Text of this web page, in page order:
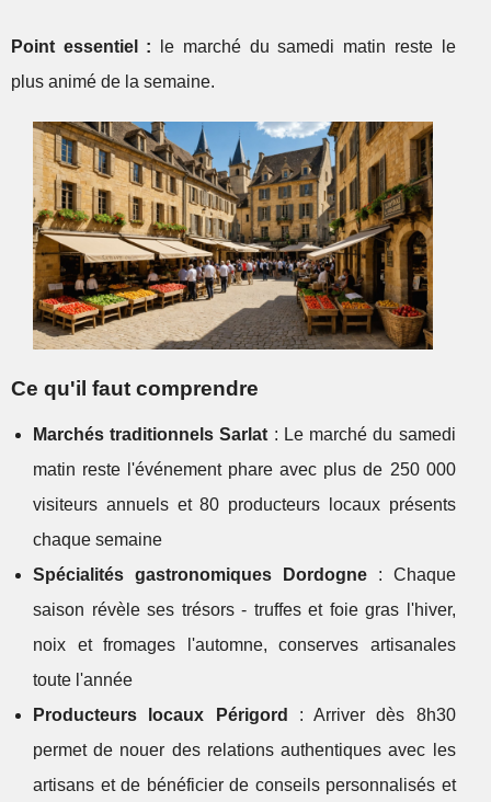
Point essentiel : le marché du samedi matin reste le
plus animé de la semaine.
Ce qu'il faut comprendre
Marchés traditionnels Sarlat : Le marché du samedi
matin reste l'événement phare avec plus de 250 000
visiteurs annuels et 80 producteurs locaux présents
chaque semaine
Spécialités gastronomiques Dordogne: Chaque
saison révèle ses trésors - truffes et foie gras l'hiver,
noix et fromages l'automne, conserves artisanales
toute l'année
Producteurs locaux Périgord
: Arriver dès 8h30
permet de nouer des relations authentiques avec les
artisans et de bénéficier de conseils personnalisés et